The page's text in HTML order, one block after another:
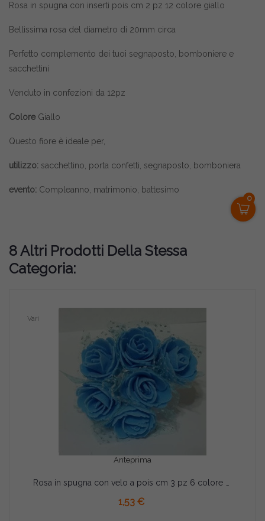
0
Rosa in spugna con inserti pois cm 2 pz 12 colore giallo
Bellissima rosa del diametro di 20mm circa
Perfetto complemento dei tuoi segnaposto, bomboniere e
sacchettini
Venduto in confezioni da 12pz
ColoreGiallo
Questo fiore è ideale per,
utilizzo: sacchettino, porta confetti, segnaposto, bomboniera
evento: Compleanno, matrimonio, battesimo
8 Altri Prodotti Della Stessa
Categoria:
Anteprima
Vari
1,53 €